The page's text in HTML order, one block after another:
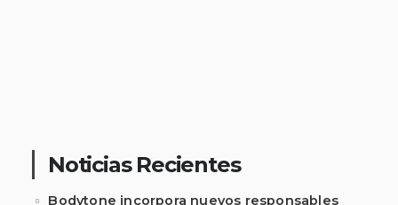
Noticias Recientes
Bodytone incorpora nuevos responsables